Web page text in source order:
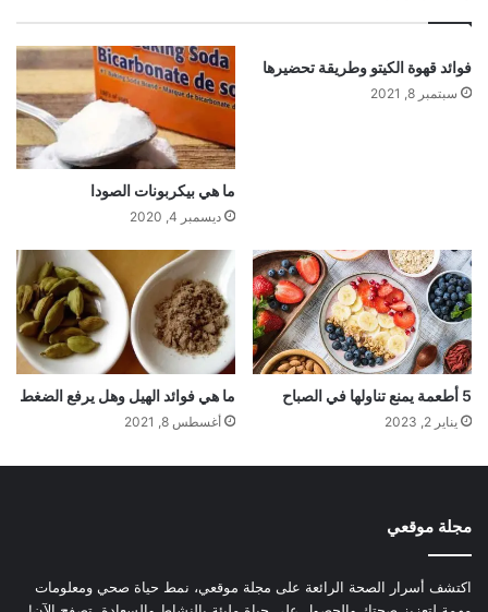
فوائد قهوة الكيتو وطريقة تحضيرها
سبتمبر 8, 2021
ما هي بيكربونات الصودا
ديسمبر 4, 2020
5 أطعمة يمنع تناولها في الصباح
يناير 2, 2023
ما هي فوائد الهيل وهل يرفع الضغط
أغسطس 8, 2021
مجلة موقعي
اكتشف أسرار الصحة الرائعة على مجلة موقعي، نمط حياة صحي ومعلومات